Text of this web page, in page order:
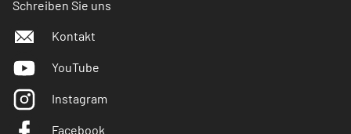
Schreiben Sie uns
Kontakt
YouTube
Instagram
Facebook